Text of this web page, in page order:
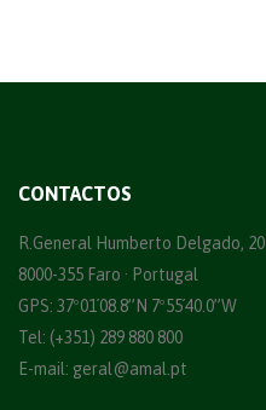
CONTACTOS
R.General Humberto Delgado, 20
8000-355 Faro · Portugal
GPS: 37º01´08.8”N 7º55´40.0”W
Tel: (+351) 289 880 800
E-mail: geral@amal.pt